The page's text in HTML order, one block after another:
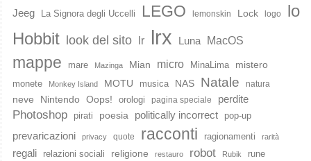
Jeeg La Signora degli Uccelli LEGO lemonskin Lock logo
lo
Hobbit look del sito lr lrx Luna MacOS
mappe mare Mazinga Mian micro MinaLima mistero
monete Monkey Island MOTU musica NAS Natale natura
neve Nintendo Oops! orologi pagina speciale perdite
Photoshop pirati poesia politically incorrect pop-up
prevaricazioni privacy quote racconti ragionamenti rarità
regali relazioni sociali religione restauro robot Rubik
rune